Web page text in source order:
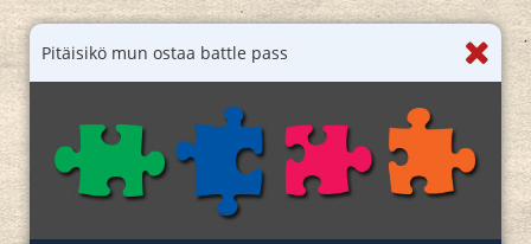
Pitäisikö mun ostaa battle pass